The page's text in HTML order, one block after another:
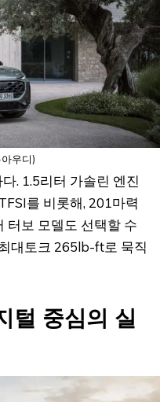
우디)
. 1.5리터 가솔린 엔진
를 비롯해, 201마력
터보 모델도 선택할 수
대토크 265lb-ft로 묵직
털 중심의 실